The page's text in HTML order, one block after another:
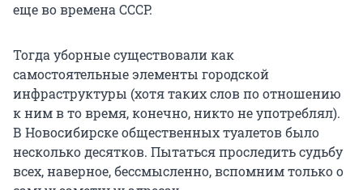
еще во времена СССР.
Тогда уборные существовали как
самостоятельные элементы городской
инфраструктуры (хотя таких слов по отношению
к ним в то время, конечно, никто не употреблял).
В Новосибирске общественных туалетов было
несколько десятков. Пытаться проследить судьбу
всех, наверное, бессмысленно, вспомним только о